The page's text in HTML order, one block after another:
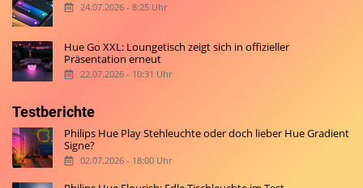
24.07.2026 - 8:25 Uhr
Hue Go XXL: Loungetisch zeigt sich in offizieller
Präsentation erneut
22.07.2026 - 10:31 Uhr
Testberichte
Philips Hue Play Stehleuchte oder doch lieber Hue Gradient
Signe?
02.07.2026 - 18:00 Uhr